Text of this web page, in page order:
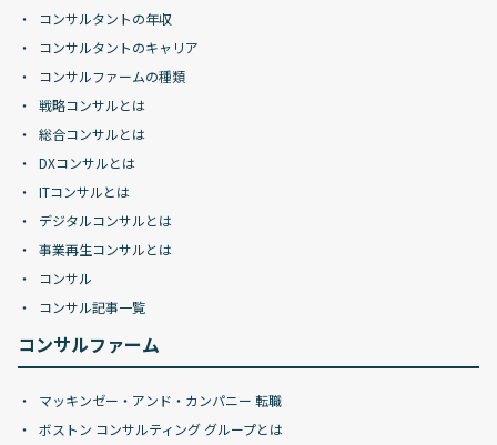
コンサルタントの年収
コンサルタントのキャリア
コンサルファームの種類
戦略コンサルとは
総合コンサルとは
DXコンサルとは
ITコンサルとは
デジタルコンサルとは
事業再生コンサルとは
コンサル
コンサル記事一覧
コンサルファーム
マッキンゼー・アンド・カンパニー 転職
ボストン コンサルティング グループとは